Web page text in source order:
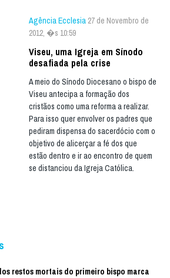
Agência Ecclesia 27 de Novembro de
2012, �s 10:59
Viseu, uma Igreja em Sínodo
desafiada pela crise
A meio do Sínodo Diocesano o bispo de
Viseu antecipa a formação dos
cristãos como uma reforma a realizar.
Para isso quer envolver os padres que
pediram dispensa do sacerdócio com o
objetivo de alicerçar a fé dos que
estão dentro e ir ao encontro de quem
se distanciou da Igreja Católica.
restos mortais do primeiro bispo marca